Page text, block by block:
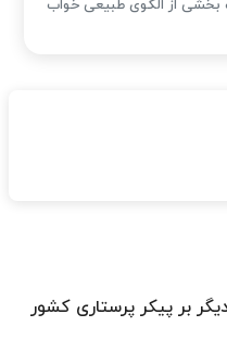
است بخشی از الگوی طبیعی خواب
بر پیکر پرستاری کشور